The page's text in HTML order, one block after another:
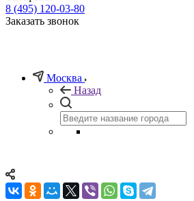
8 (495) 120-03-80
Заказать звонок
Москва
Назад